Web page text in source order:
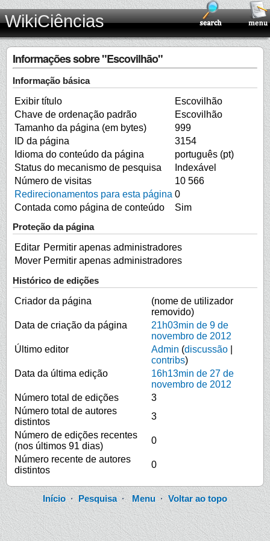
WikiCiências
Informações sobre "Escovilhão"
Informação básica
Exibir título
Escovilhão
Chave de ordenação padrão
Escovilhão
Tamanho da página (em bytes)
999
ID da página
3154
Idioma do conteúdo da página
português (pt)
Status do mecanismo de pesquisa
Indexável
Número de visitas
10 566
Redirecionamentos para esta página 0
Contada como página de conteúdo
Sim
Proteção da página
Editar Permitir apenas administradores
Mover Permitir apenas administradores
Histórico de edições
Criador da página
(nome de utilizador
removido)
Data de criação da página
21h03min de 9 de
novembro de 2012
Último editor
Admin (discussão
contribs)
Data da última edição
16h13min de 27 de
novembro de 2012
Número total de edições
3
Número total de autores
distintos
3
Número de edições recentes
(nos últimos 91 dias)
0
Número recente de autores
distintos
0
Início·Pesquisa·Menu ·Voltar ao topo